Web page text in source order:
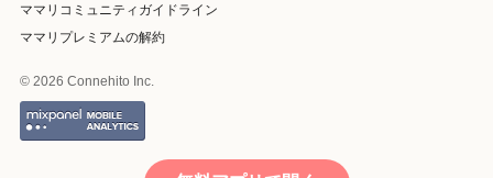
ママリコミュニティガイドライン
ママリプレミアムの解約
© 2026 Connehito Inc.